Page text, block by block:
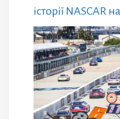
історії NASCAR